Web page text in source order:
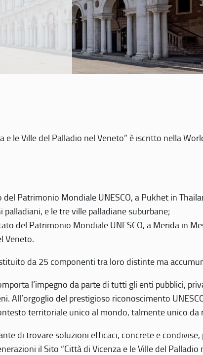
e le Ville del Palladio nel Veneto” è iscritto nella
Patrimonio Mondiale UNESCO, a Pukhet in
e le tre ville palladiane suburbane;
del Patrimonio Mondiale UNESCO, a Merida in
Veneto.
da 25 componenti tra loro distinte ma
l’impegno da parte di tutti gli enti pubblici,
All’orgoglio del prestigioso riconoscimento
territoriale unico al mondo, talmente unico
di trovare soluzioni efficaci, concrete e
il Sito “Città di Vicenza e le Ville del